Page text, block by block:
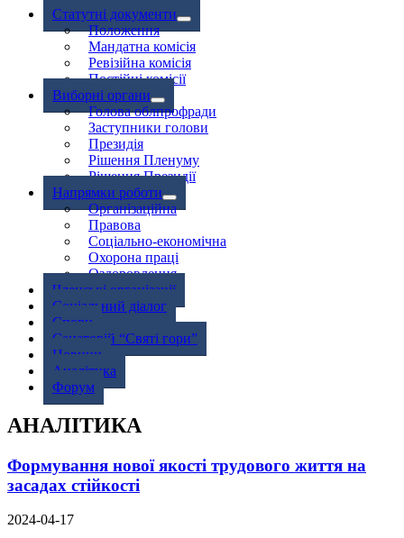
Статутні документи
Положення
Мандатна комісія
Ревізійна комісія
Постійні комісії
Виборні органи
Голова облпрофради
Заступники голови
Президія
Рішення Пленуму
Рішення Президії
Напрямки роботи
Організаційна
Правова
Соціально-економічна
Охорона праці
Оздоровлення
Членські організації
Соціальний діалог
Спори
Санаторій “Святі гори”
Новини
Аналітика
Форум
АНАЛІТИКА
Формування нової якості трудового життя на
засадах стійкості
2024-04-17